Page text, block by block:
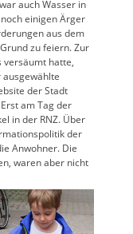
auch Wasser in
einigen Ärger
aus dem
zu feiern. Zur
versäumt hatte,
der Stadt
am Tag der
in der RNZ. Über
der
Anwohner. Die
waren aber nicht